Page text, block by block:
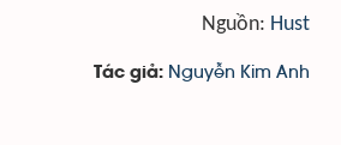
Nguồn: Hust
Tác giả: Nguyễn Kim Anh